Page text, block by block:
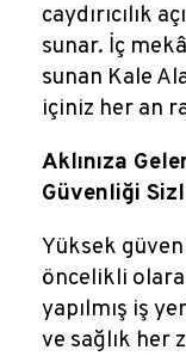
caydırıcılık
sunar. İç
sunan Kale
içiniz her an
Aklınıza
Güvenliği
Yüksek
öncelikli
yapılmış iş
ve sağlık her